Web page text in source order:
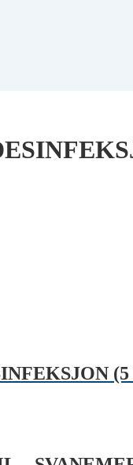
(5